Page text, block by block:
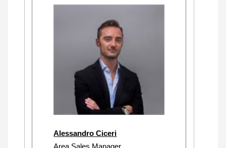
Alessandro Ciceri
Area Sales Manager